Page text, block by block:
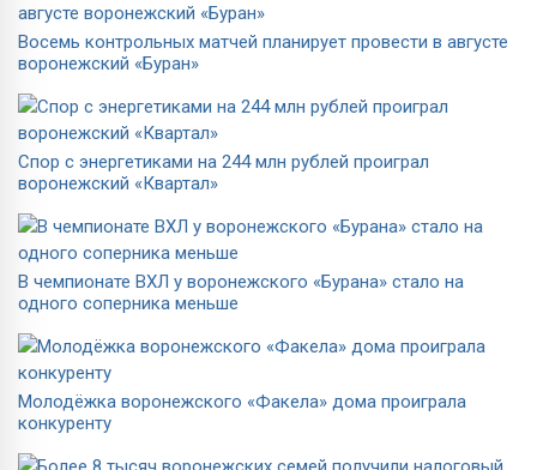
Восемь контрольных матчей планирует провести в августе
воронежский «Буран»
Спор с энергетиками на 244 млн рублей проиграл
воронежский «Квартал»
В чемпионате ВХЛ у воронежского «Бурана» стало на
одного соперника меньше
Молодёжка воронежского «Факела» дома проиграла
конкуренту